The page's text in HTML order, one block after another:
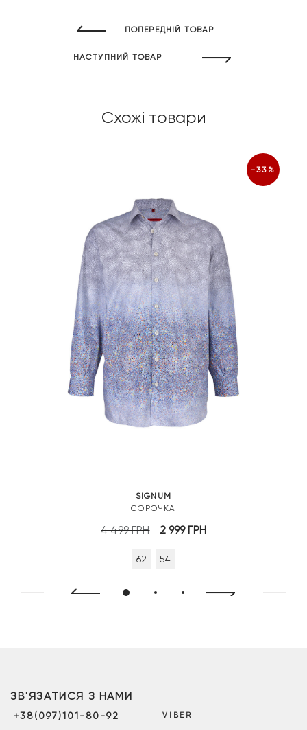
ПОПЕРЕДНІЙ ТОВАР
НАСТУПНИЙ ТОВАР
Схожі товари
-33%
SIGNUM
СОРОЧКА
4 499ГРН
Оригінальна
4
2 999ГРН
62 54
ЗВ'ЯЗАТИСЯ З НАМИ
+38(097)101-80-92 VIBER